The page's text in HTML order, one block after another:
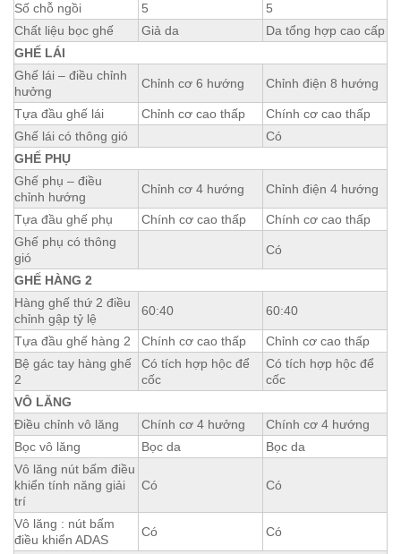
Số chỗ ngồi
5
5
Chất liệu bọc ghế
Giả da
Da tổng hợp cao cấp
GHẾ LÁI
Ghế lái – điều chỉnh
hưởng
Chỉnh cơ 6 hướng Chỉnh điện 8 hướng
Tựa đầu ghế lái Chỉnh cơ cao thấp
Chính cơ cao thấp
Ghế lái có thông gió
Có
GHẾ PHỤ
Ghế phụ – điều
chỉnh hướng
Chỉnh cơ 4 hướng Chỉnh điện 4 hướng
Tựa đầu ghế phụ Chính cơ cao thấp
Chính cơ cao thấp
Ghế phụ có thông
gió
Có
GHẾ HÀNG 2
Hàng ghế thứ 2 điều
chỉnh gập tỷ lệ
60:40 60:40
Tựa đầu ghế hàng 2 Chính cơ cao thấp
Chỉnh cơ cao thấp
Bệ gác tay hàng ghế
2
Có tích hợp hộc để
cốc
Có tích hợp hộc để
cốc
VÔ LĂNG
Điều chỉnh vô lăng
Chính cơ 4 hưởng
Chính cơ 4 hướng
Bọc vô lăng
Bọc da
Bọc da
Vô lăng nút bấm điều
khiển tính năng giải
trí
Có Có
Vô lăng : nút bấm
điều khiển ADAS
Có Có